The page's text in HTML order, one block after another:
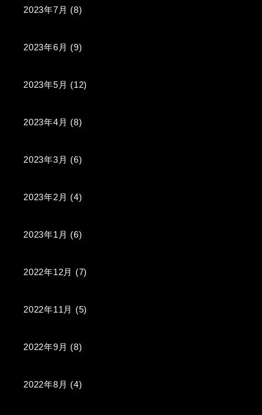
2023年7月 (8)
2023年6月 (9)
2023年5月 (12)
2023年4月 (8)
2023年3月 (6)
2023年2月 (4)
2023年1月 (6)
2022年12月 (7)
2022年11月 (5)
2022年9月 (8)
2022年8月 (4)